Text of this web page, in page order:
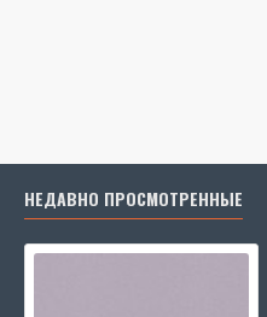
НЕДАВНО ПРОСМОТРЕННЫЕ